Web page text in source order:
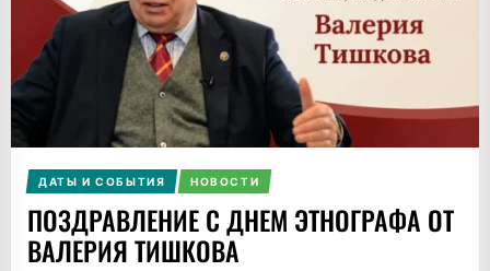
ДАТЫ И СОБЫТИЯ НОВОСТИ
ПОЗДРАВЛЕНИЕ С ДНЕМ ЭТНОГРАФА ОТ
ВАЛЕРИЯ ТИШКОВА